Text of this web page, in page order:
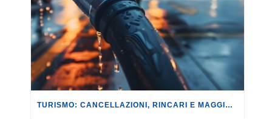
TURISMO: CANCELLAZIONI, RINCARI E MAGGIORAZIONI DI VOLI E PRENOTAZIONI.